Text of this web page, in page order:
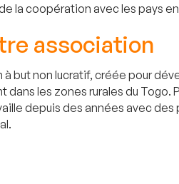
la coopération avec les pays
association
but non lucratif, créée pour
les zones rurales du
depuis des années avec